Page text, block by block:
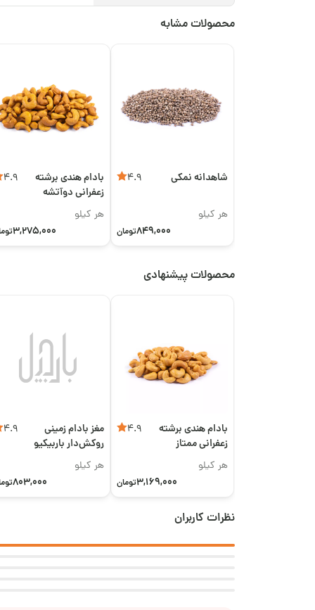
محصولات مشابه
شاهدانه نمکی 4.9
هر کیلو
849,000تومان
بادام هندی برشته
زعفرانی دوآتشه
4.9
هر کیلو
3,275,000
محصولات پیشنهادی
بادام هندی برشته
زعفرانی ممتاز
4.9
هر کیلو
3,169,000تومان
مغز بادام زمینی
روکش‌دار باربیکیو
4.9
هر کیلو
803,000
نظرات کاربران